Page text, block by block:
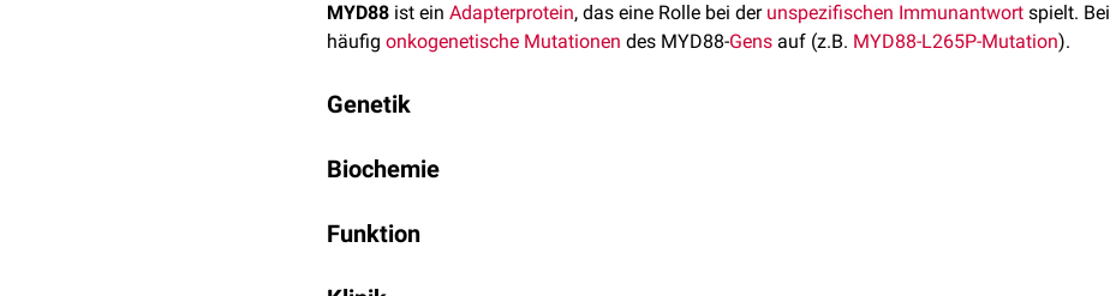
MYD88 ist ein Adapterprotein, das eine Rolle bei der unspezifischen Immunantwort spielt. Bei
häufig onkogenetische Mutationen des MYD88-Gens auf (z.B. MYD88-L265P-Mutation).
Genetik
Biochemie
Homodimerisierung
Funktion